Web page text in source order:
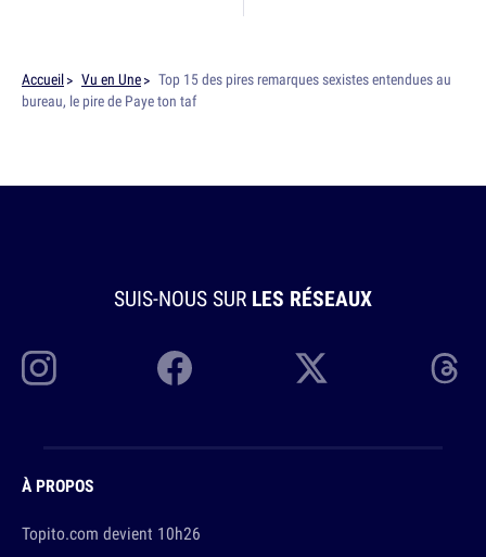
Accueil Vu en Une
Top 15 des pires remarques sexistes entendues au
bureau, le pire de Paye ton taf
SUIS-NOUS SUR LES RÉSEAUX
À PROPOS
Topito.com devient 10h26